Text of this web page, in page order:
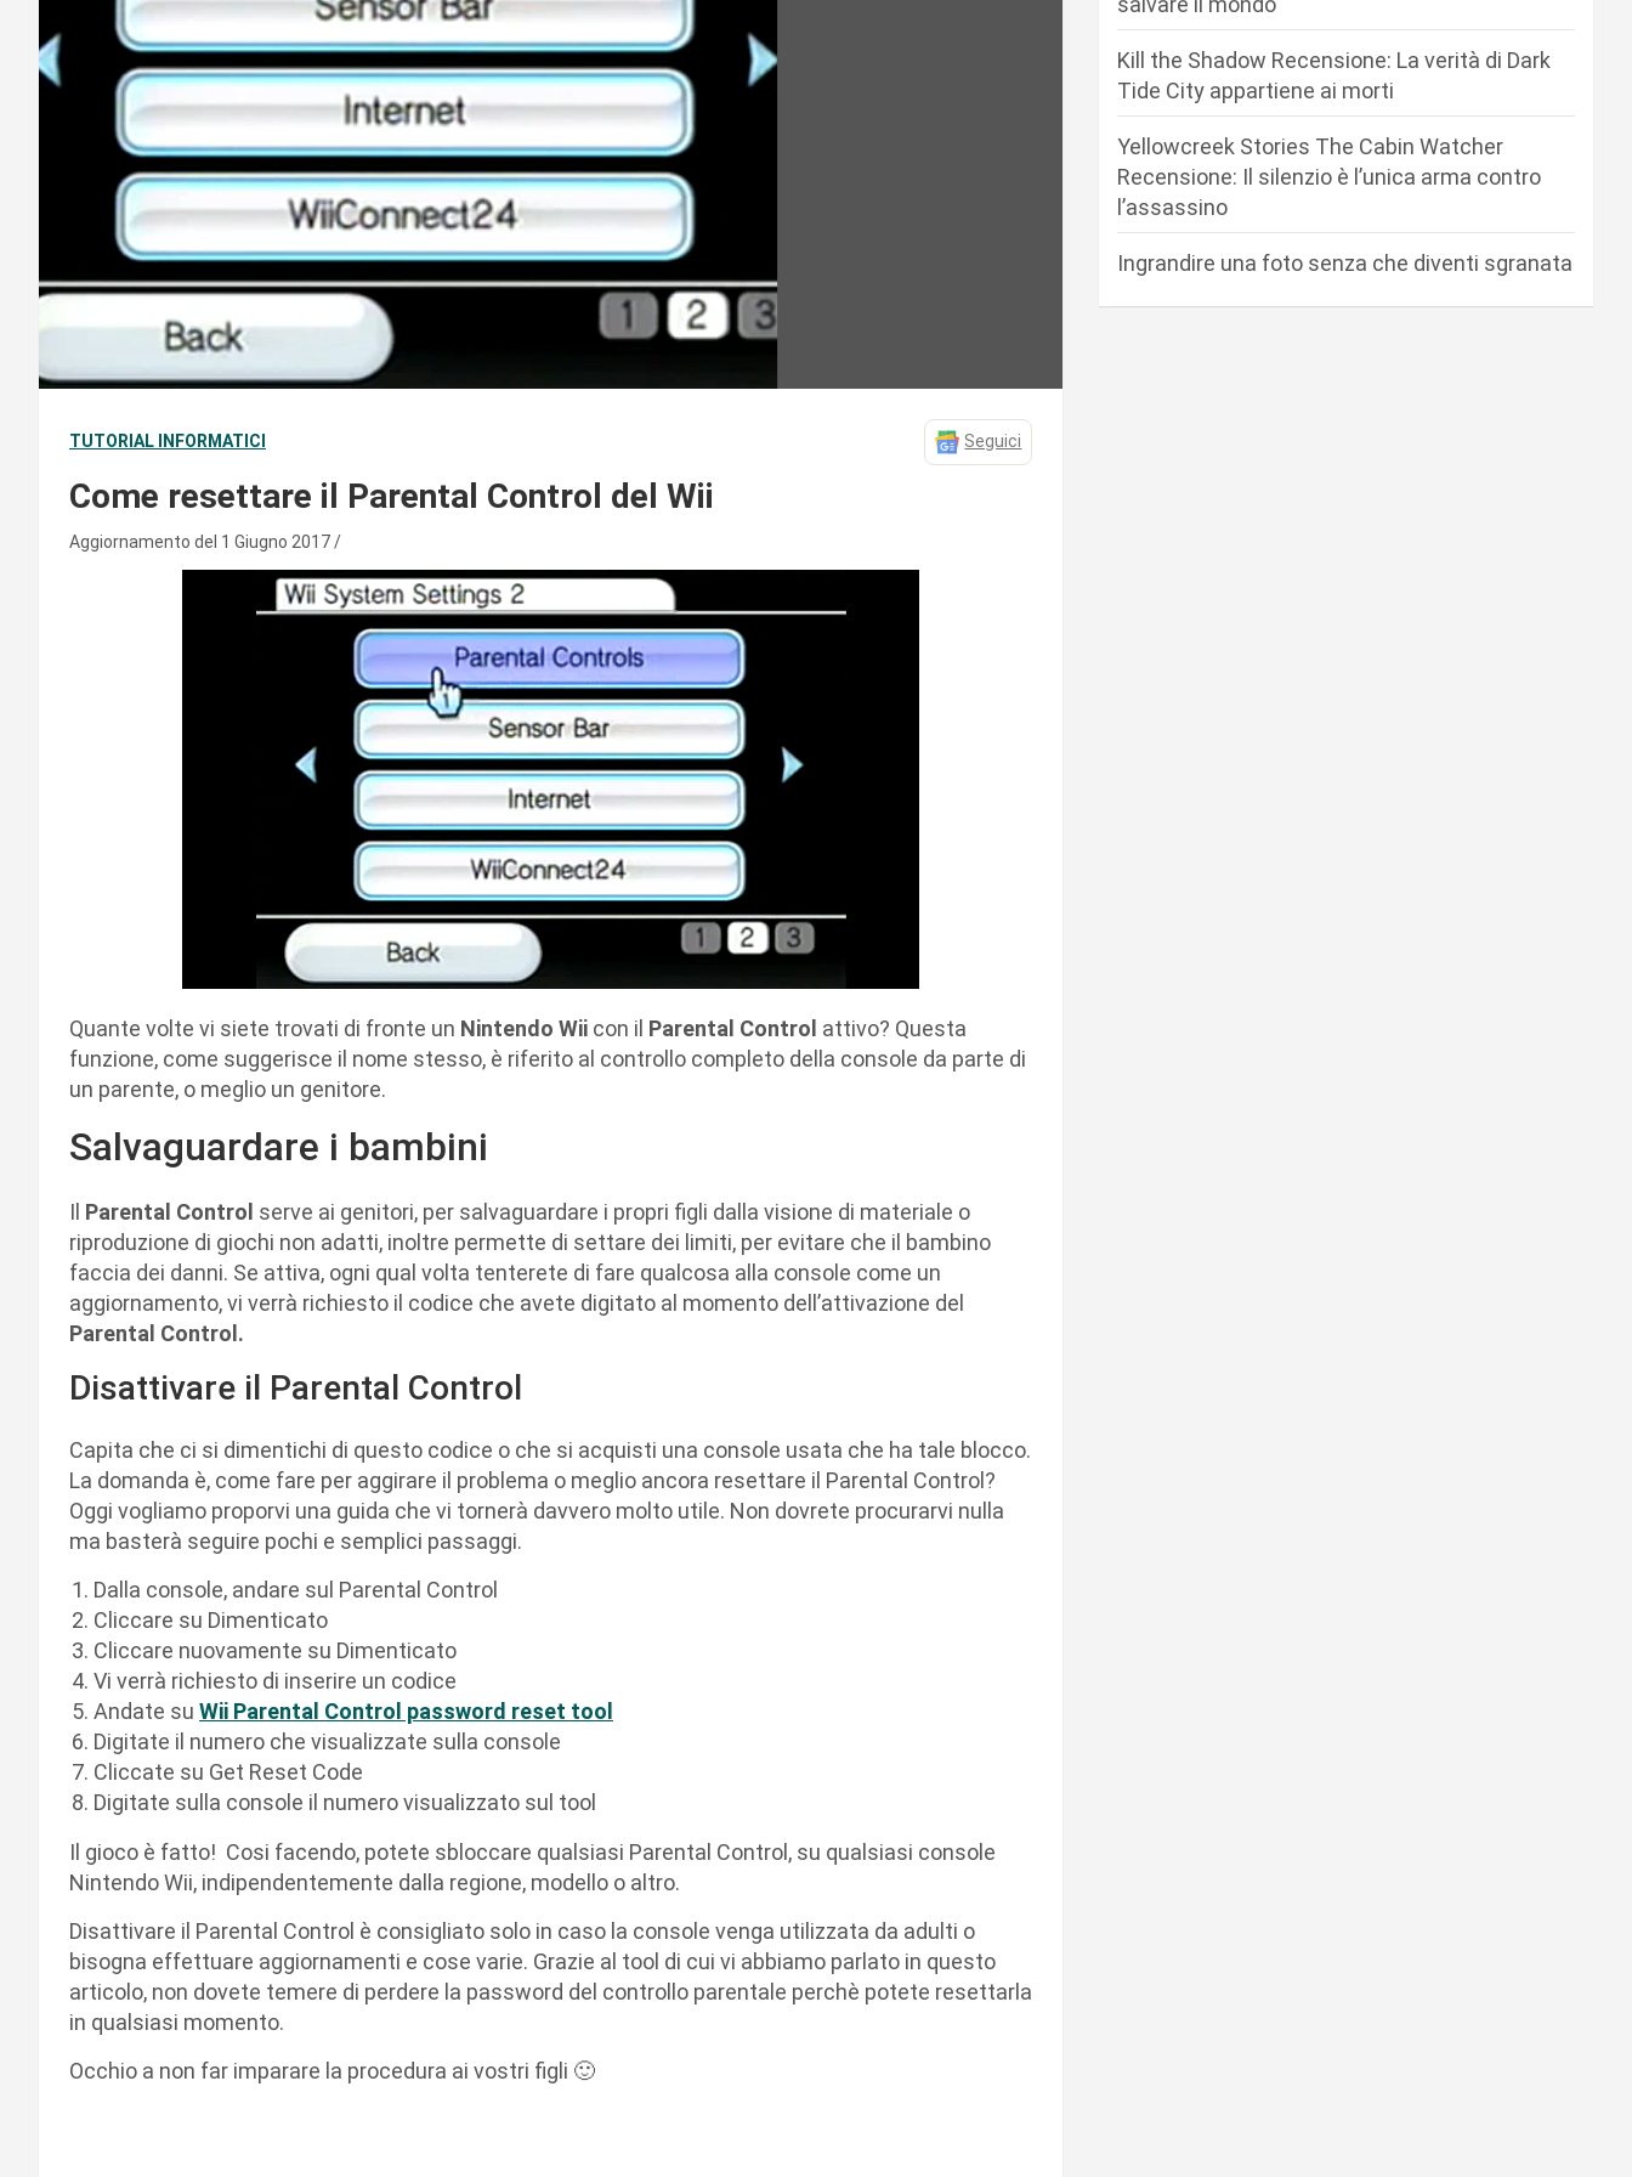
TUTORIAL INFORMATICI Seguici
Come resettare il Parental Control del Wii
Aggiornamento del 1 Giugno 2017
Quante volte vi siete trovati di fronte un Nintendo Wii con il Parental Control attivo? Questa
funzione, come suggerisce il nome stesso, è riferito al controllo completo della console da parte di
un parente, o meglio un genitore.
Salvaguardare i bambini
Il Parental Control serve ai genitori, per salvaguardare i propri figli dalla visione di materiale o
riproduzione di giochi non adatti, inoltre permette di settare dei limiti, per evitare che il bambino
faccia dei danni. Se attiva, ogni qual volta tenterete di fare qualcosa alla console come un
aggiornamento, vi verrà richiesto il codice che avete digitato al momento dell’attivazione del
Parental Control.
Disattivare il Parental Control
Capita che ci si dimentichi di questo codice o che si acquisti una console usata che ha tale blocco.
La domanda è, come fare per aggirare il problema o meglio ancora resettare il Parental Control?
Oggi vogliamo proporvi una guida che vi tornerà davvero molto utile. Non dovrete procurarvi nulla
ma basterà seguire pochi e semplici passaggi.
Dalla console, andare sul Parental Control
Cliccare su Dimenticato
Cliccare nuovamente su Dimenticato
Vi verrà richiesto di inserire un codice
Andate su Wii Parental Control password reset tool
Digitate il numero che visualizzate sulla console
Cliccate su Get Reset Code
Digitate sulla console il numero visualizzato sul tool
Il gioco è fatto! Cosi facendo, potete sbloccare qualsiasi Parental Control, su qualsiasi console
Nintendo Wii, indipendentemente dalla regione, modello o altro.
Disattivare il Parental Control è consigliato solo in caso la console venga utilizzata da adulti o
bisogna effettuare aggiornamenti e cose varie. Grazie al tool di cui vi abbiamo parlato in questo
articolo, non dovete temere di perdere la password del controllo parentale perchè potete resettarla
in qualsiasi momento.
Occhio a non far imparare la procedura ai vostri figli 🙂
Kill the Shadow Recensione: La verità di Dark
Tide City appartiene ai morti
Yellowcreek Stories The Cabin Watcher
Recensione: Il silenzio è l’unica arma contro
l’assassino
Ingrandire una foto senza che diventi sgranata